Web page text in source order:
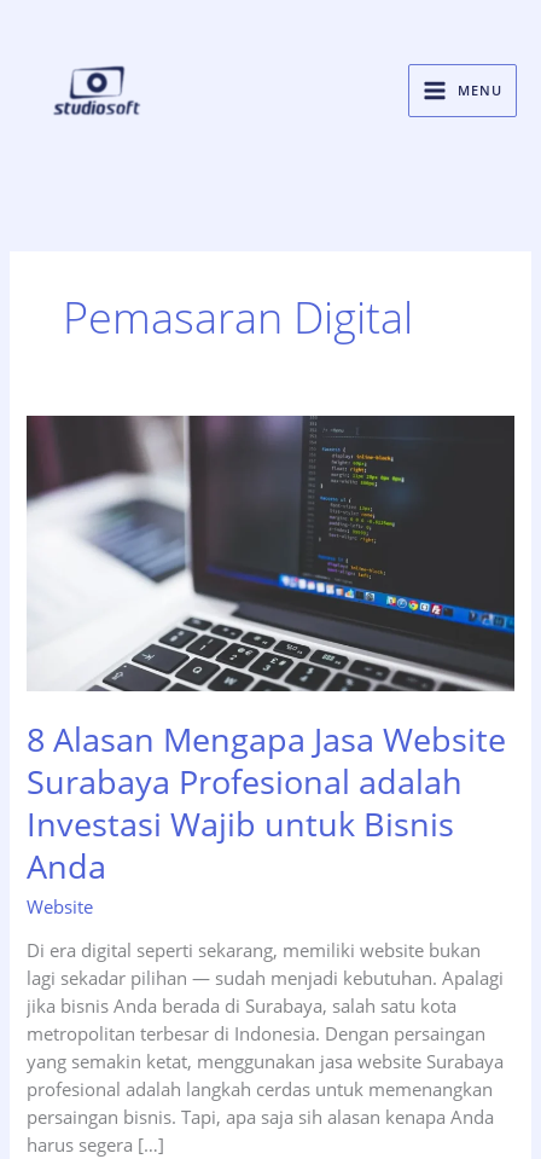
MENU
Pemasaran Digital
8 Alasan Mengapa Jasa Website
Surabaya Profesional adalah
Investasi Wajib untuk Bisnis
Anda
Website
Di era digital seperti sekarang, memiliki website bukan
lagi sekadar pilihan — sudah menjadi kebutuhan. Apalagi
jika bisnis Anda berada di Surabaya, salah satu kota
metropolitan terbesar di Indonesia. Dengan persaingan
yang semakin ketat, menggunakan jasa website Surabaya
profesional adalah langkah cerdas untuk memenangkan
persaingan bisnis. Tapi, apa saja sih alasan kenapa Anda
harus segera […]